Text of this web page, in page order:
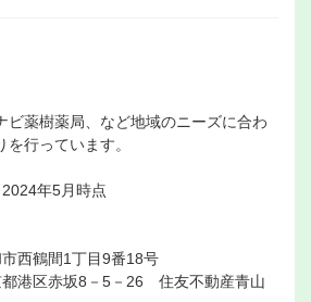
薬樹薬局、など地域のニーズに合わ
行っています。
年5月時点
西鶴間1丁目9番18号
港区赤坂8－5－26 住友不動産青山